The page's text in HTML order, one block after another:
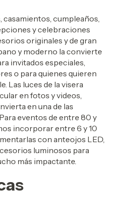
casamientos, cumpleaños,
y celebraciones
originales y de gran
y moderno la convierte
invitados especiales,
o para quienes quieren
Las luces de la visera
en fotos y videos,
en una de las
eventos de entre 80 y
incorporar entre 6 y 10
con anteojos LED,
luminosos para
más impactante.